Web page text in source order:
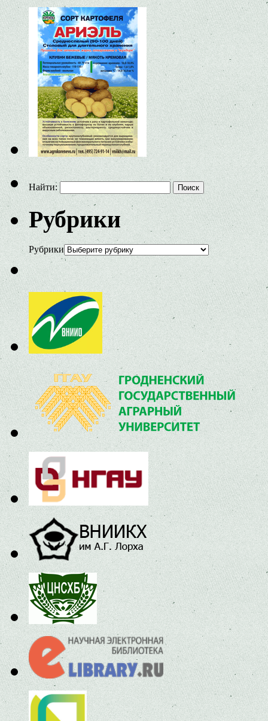
Найти:
Рубрики
Рубрики